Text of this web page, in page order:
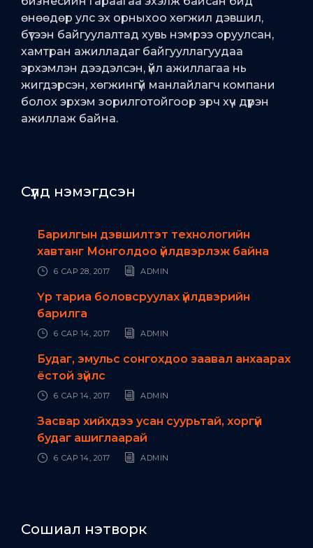
өнөөдөр улс эх орныхоо хөгжил дэвшил,
бүтээн байгуулалтад хувь нэмрээ оруулсан,
хамтран ажилладаг байгууллагуудаа
эрхэмлэн дээдэлсэн, үйл ажиллагаа нь
жигдэрсэн, хөгжингүй манлайлагч компани
болох эрхэм зорилготойгоор эрч хүч дүүрэн
ажиллаж байна.
Сүүлд нэмэгдсэн
Барилгын дэвшилтэт технологийн
хавтанг Монголдоо үйлдвэрлэж байна
6 САР 28, 2017 ADMIN
Үр тариа боловсруулах үйлдвэрийн
барилга
6 САР 14, 2017 ADMIN
Будаг, эмульс сонгохдоо заавал анхаарах
ёстой зүйлс
6 САР 14, 2017 ADMIN
Засвар хийхдээ усан суурьтай, хоргүй
будаг ашиглаарай
6 САР 14, 2017 ADMIN
Сошиал нэтворк